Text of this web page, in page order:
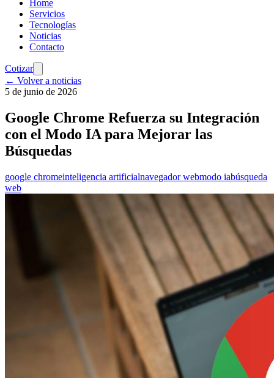
Home
Servicios
Tecnologías
Noticias
Contacto
Cotizar
← Volver a noticias
5 de junio de 2026
Google Chrome Refuerza su Integración
con el Modo IA para Mejorar las
Búsquedas
google chromeinteligencia artificialnavegador webmodo iabúsqueda
web